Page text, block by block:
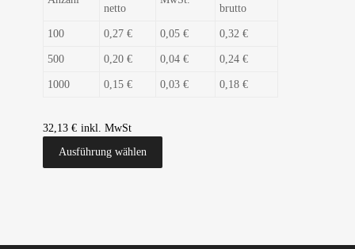
netto
brutto
100 0,27 € 0,05 € 0,32 €
500 0,20 € 0,04 € 0,24 €
1000 0,15 € 0,03 € 0,18 €
32,13 €
Ausführung wählen